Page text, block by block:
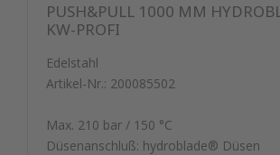
PUSH&PULL 1000 MM
KW-PROFI
Edelstahl
Artikel-Nr.: 200085502
Max. 210 bar / 150 °C
Düsenanschluß: hydroblade® Düsen